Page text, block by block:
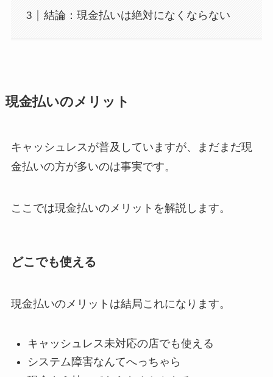
結論：現金払いは絶対になくならない
現金払いのメリット
キャッシュレスが普及していますが、まだまだ現
金払いの方が多いのは事実です。
ここでは現金払いのメリットを解説します。
どこでも使える
現金払いのメリットは結局これになります。
キャッシュレス未対応の店でも使える
システム障害なんてへっちゃら